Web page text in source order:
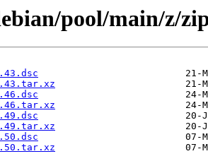
pool/main/z/